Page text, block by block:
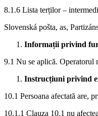
8.1.6 Lista terților –
Slovenská pošta, as,
Informații privind
9.1 Nu se aplică. Operatorul
Instrucțiuni privind
10.1 Persoana afectată are,
10.1.1 Clauza 10.1 nu